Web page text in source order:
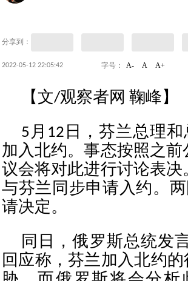
分享到：
2022-05-12 22:05:42 字号： A- A A+
【文/观察者网 鞠峰】
5月12日，芬兰总理和
加入北约。事态按照之
议会将对此进行讨论表
与芬兰同步申请入约。
请决定。
同日，俄罗斯总统发
回应称，芬兰加入北约